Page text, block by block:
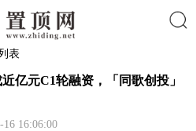
表
亿元C1轮融资，「同歌创投」
16:06:00